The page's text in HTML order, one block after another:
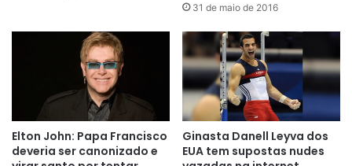
31 de maio de 2016
Elton John: Papa Francisco
deveria ser canonizado e
Ginasta Danell Leyva dos
EUA tem supostas nudes